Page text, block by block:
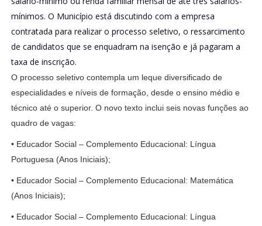
mínimos. O Município está discutindo com a empresa
contratada para realizar o processo seletivo, o ressarcimento
de candidatos que se enquadram na isenção e já pagaram a
taxa de inscrição.
O processo seletivo contempla um leque diversificado de
especialidades e níveis de formação, desde o ensino médio e
técnico até o superior. O novo texto inclui seis novas funções ao
quadro de vagas:
• Educador Social – Complemento Educacional: Língua
Portuguesa (Anos Iniciais);
• Educador Social – Complemento Educacional: Matemática
(Anos Iniciais);
• Educador Social – Complemento Educacional: Língua